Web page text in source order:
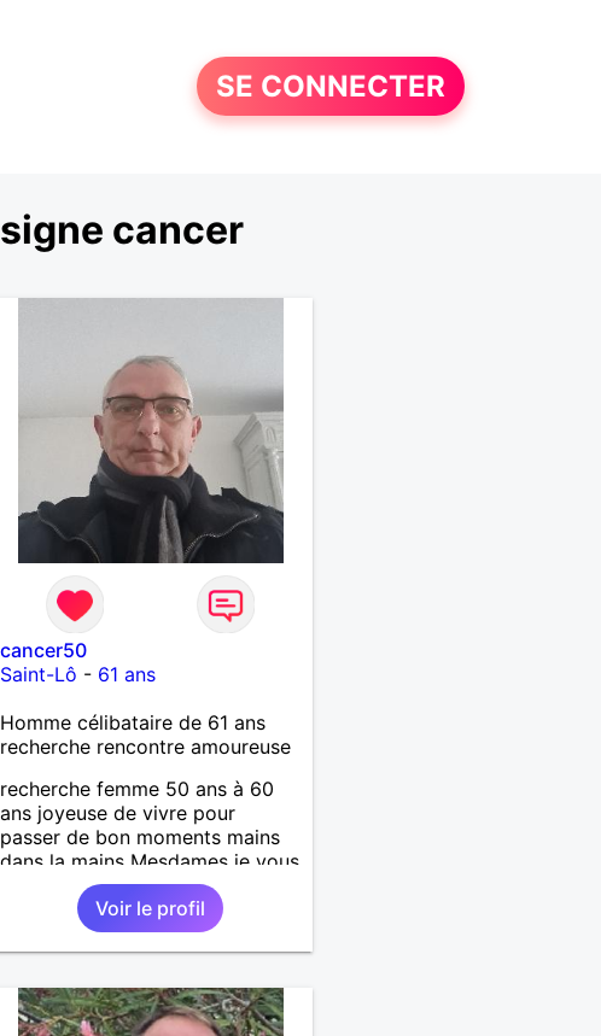
SE CONNECTER
cancer
cancer50
Saint-Lô - 61 ans
Homme célibataire de 61 ans
recherche rencontre amoureuse
recherche femme 50 ans à 60
ans joyeuse de vivre pour
passer de bon moments mains
dans la mains Mesdames je vous
attend de vous lire .
Voir le profil